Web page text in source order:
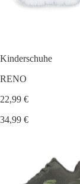
Kinderschuhe
RENO
22,99 €
34,99 €